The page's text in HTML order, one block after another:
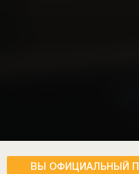
ВЫ ОФИЦИАЛЬНЫЙ